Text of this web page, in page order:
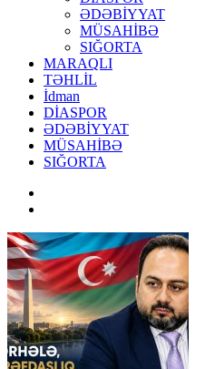
ƏDƏBİYYAT
MÜSAHİBƏ
SIĞORTA
MARAQLI
TƏHLİL
İdman
DİASPOR
ƏDƏBİYYAT
MÜSAHİBƏ
SIĞORTA